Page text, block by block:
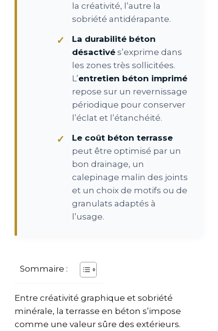
la créativité, l’autre la
sobriété antidérapante.
La durabilité béton
désactivé s’exprime dans
les zones très sollicitées.
L’entretien béton imprimé
repose sur un revernissage
périodique pour conserver
l’éclat et l’étanchéité.
Le coût béton terrasse
peut être optimisé par un
bon drainage, un
calepinage malin des joints
et un choix de motifs ou de
granulats adaptés à
l’usage.
Sommaire :
Entre créativité graphique et sobriété
minérale, la terrasse en béton s’impose
comme une valeur sûre des extérieurs.